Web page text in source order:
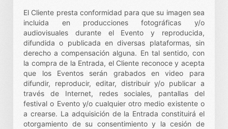
El Cliente presta conformidad para que su imagen sea
incluida en producciones fotográficas y/o
audiovisuales durante el Evento y reproducida,
difundida o publicada en diversas plataformas, sin
derecho a compensación alguna. En tal sentido, con
la compra de la Entrada, el Cliente reconoce y acepta
que los Eventos serán grabados en video para
difundir, reproducir, editar, distribuir y/o publicar a
través de Internet, redes sociales, pantallas del
festival o Evento y/o cualquier otro medio existente o
a crearse. La adquisición de la Entrada constituirá el
otorgamiento de su consentimiento y la cesión de